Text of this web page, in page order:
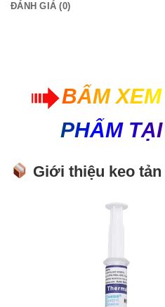
ĐÁNH GIÁ (0)
BẤM
PHẨM
Giới thiệu keo tản